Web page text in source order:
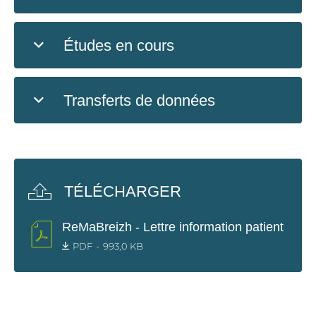
Études en cours
Transferts de données
TÉLÉCHARGER
ReMaBreizh - Lettre information patient
PDF 993,0 KB